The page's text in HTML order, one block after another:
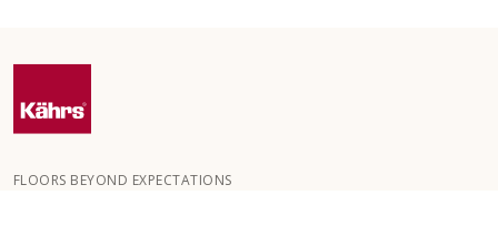
FLOORS BEYOND EXPECTATIONS